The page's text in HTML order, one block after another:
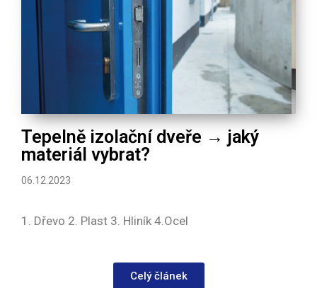
Tepelně izolační dveře → jaký
materiál vybrat?
06.12.2023
1. Dřevo 2. Plast 3. Hliník 4.Ocel
Celý článek